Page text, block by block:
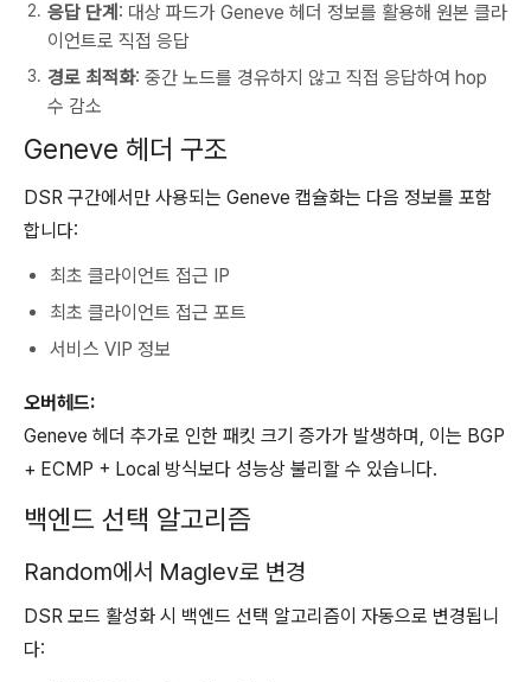
응답 단계 : 대상 파드가 Geneve 헤더 정보를 활용해 원본 클라
이언트로 직접 응답
경로 최적화: 중간 노드를 경유하지 않고 직접 응답하여 hop
수 감소
Geneve 헤더 구조
DSR 구간에서만 사용되는 Geneve 캡슐화는 다음 정보를 포함
합니다:
최초 클라이언트 접근 IP
최초 클라이언트 접근 포트
서비스 VIP 정보
오버헤드:
Geneve 헤더 추가로 인한 패킷 크기 증가가 발생하며, 이는 BGP
+ ECMP + Local 방식보다 성능상 불리할 수 있습니다.
백엔드 선택 알고리즘
Random에서 Maglev로 변경
DSR 모드 활성화 시 백엔드 선택 알고리즘이 자동으로 변경됩니
다: